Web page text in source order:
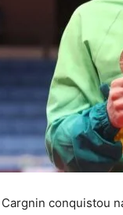
conquistou